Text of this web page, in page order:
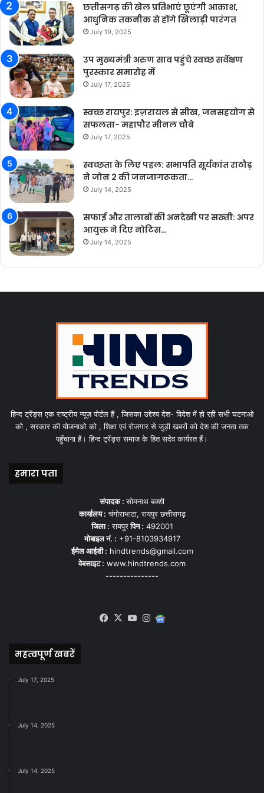
छत्तीसगढ़ की खेल प्रतिभाएं छूएंगी आकाश,
आधुनिक तकनीक से होंगे खिलाड़ी पारंगत
July 19, 2025
उप मुख्यमंत्री अरुण साव पहुंचे स्वच्छ सर्वेक्षण
पुरस्कार समारोह में
July 17, 2025
स्वच्छ रायपुर: इज़रायल से सीख, जनसहयोग से
सफलता- महापौर मीनल चौबे
July 17, 2025
स्वच्छता के लिए पहल: सभापति सूर्यकांत राठौड़
ने जोन 2 की जनजागरूकता…
July 14, 2025
सफाई और तालाबों की अनदेखी पर सख्ती: अपर
आयुक्त ने दिए नोटिस…
July 14, 2025
हिन्द ट्रेंड्स एक राष्ट्रीय न्यूज़ पोर्टल हैं , जिसका उद्देश्य देश- विदेश में हो रही सभी घटनाओ
को , सरकार की योजनाओ को , शिक्षा एवं रोजगार से जुड़ी खबरों को देश की जनता तक
पहुँचाना हैं। हिन्द ट्रेंड्स समाज के हित सदेव कार्यरत हैं।
हमारा पता
संपादक :सोमनाथ बक्शी
कार्यालय : चंगोराभाटा, रायपुर छत्तीसगढ़
जिला : रायपुरपिन : 492001
मोबाइल नं. : +91-8103934917
ईमेल आईडी : hindtrends@gmail.com
वेबसाइट : www.hindtrends.com
---------------
Facebook
X YouTubeInstagram
महत्वपूर्ण खबरें
July 17, 2025
July 14, 2025
July 14, 2025